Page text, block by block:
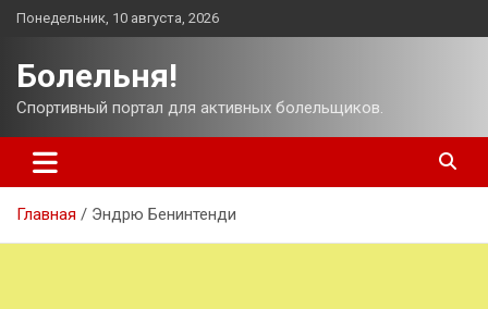
Перейти
Понедельник, 10 августа, 2026
Болельня!
Спортивный портал для активных болельщиков.
Главная Эндрю Бенинтенди